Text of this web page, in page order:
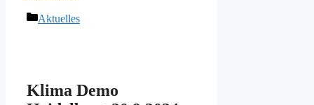
Kategorien
Aktuelles
Klima Demo